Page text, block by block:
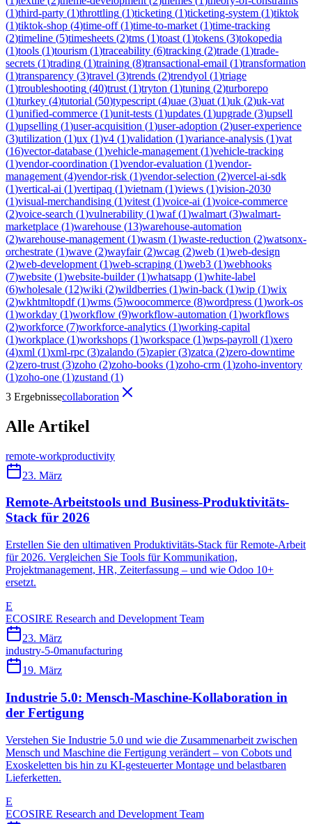
(1)third-party (1)throttling (1)ticketing (1)ticketing-system (1)tiktok
(1)tiktok-shop (4)time-off(1)time-to-market (1)time-tracking
(2)timeline (5)timesheets (2)tms (1)toast (1)tokens (3)tokopedia
(1)tools (1)tourism (1)traceability (6)tracking (2)trade (1)trade-
secrets (1)trading (1)training (8)transactional-email (1)transformation
(1)transparency (3)travel (3)trends (2)trendyol (1)triage
(1)troubleshooting (40)trust (1)tryton (1)tuning (2)turborepo
(1)turkey (4)tutorial (50)typescript (4)uae (3)uat (1)uk (2)uk-vat
(1)unified-commerce (1)unit-tests (1)updates (1)upgrade (3)upsell
(1)upselling (1)user-acquisition (1)user-adoption (2)user-experience
(3)utilization (1)ux (1)v4 (1)validation (1)variance-analysis (1)vat
(16)vector-database (1)vehicle-management (1)vehicle-tracking
(1)vendor-coordination (1)vendor-evaluation (1)vendor-
management (4)vendor-risk (1)vendor-selection (2)vercel-ai-sdk
(1)vertical-ai (1)vertipaq (1)vietnam (1)views (1)vision-2030
(1)visual-merchandising (1)vitest (1)voice-ai (1)voice-commerce
(2)voice-search (1)vulnerability (1)waf(1)walmart (3)walmart-
marketplace (1)warehouse (13)warehouse-automation
(2)warehouse-management (1)wasm (1)waste-reduction (2)watsonx-
orchestrate (1)wave (2)wayfair(2)wcag (2)web (1)web-design
(2)web-development (1)web-scraping (1)web3 (1)webhooks
(7)website (1)website-builder(1)whatsapp (1)white-label
(6)wholesale (12)wiki (2)wildberries (1)win-back (1)wip (1)wix
(2)wkhtmltopdf(1)wms (5)woocommerce (8)wordpress (1)work-os
(1)workday (1)workflow (9)workflow-automation (1)workflows
(2)workforce (7)workforce-analytics (1)working-capital
(1)workplace (1)workshops (1)workspace (1)wps-payroll (1)xero
(4)xml (1)xml-rpc (3)zalando (5)zapier(3)zatca (2)zero-downtime
(2)zero-trust (3)zoho (2)zoho-books (1)zoho-crm (1)zoho-inventory
(1)zoho-one (1)zustand (1)
3 Ergebnissecollaboration
Alle Artikel
remote-workproductivity
23. März
Remote-Arbeitstools und Business-Produktivitäts-
Stack für 2026
Erstellen Sie den ultimativen Produktivitäts-Stack für Remote-Arbeit
für 2026. Vergleichen Sie Tools für Kommunikation,
Projektmanagement, HR, Zeiterfassung – und wie Odoo 10+
ersetzt.
E
ECOSIRE Research and Development Team
23. März
industry-5-0manufacturing
19. März
Industrie 5.0: Mensch-Maschine-Kollaboration in
der Fertigung
Verstehen Sie Industrie 5.0 und wie die Zusammenarbeit zwischen
Mensch und Maschine die Fertigung verändert – von Cobots und
Exoskeletten bis hin zu KI-gesteuerter Montage und belastbaren
Lieferketten.
E
ECOSIRE Research and Development Team